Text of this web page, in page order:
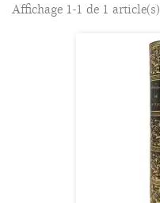
Affichage 1-1 de 1 article(s)